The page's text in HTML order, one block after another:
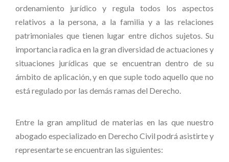
ordenamiento jurídico y regula todos los aspectos
relativos a la persona, a la familia y a las relaciones
patrimoniales que tienen lugar entre dichos sujetos. Su
importancia radica en la gran diversidad de actuaciones y
situaciones jurídicas que se encuentran dentro de su
ámbito de aplicación, y en que suple todo aquello que no
está regulado por las demás ramas del Derecho.
Entre la gran amplitud de materias en las que nuestro
abogado especializado en Derecho Civil podrá asistirte y
representarte se encuentran las siguientes: